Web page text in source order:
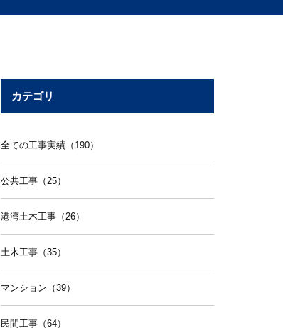
カテゴリ
全ての工事実績（190）
公共工事（25）
港湾土木工事（26）
土木工事（35）
マンション（39）
民間工事（64）